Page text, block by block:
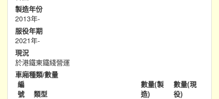
製造年份
2013年-
服役年期
2021年-
現況
於港鐵東鐵綫營運
車廂種類/數量
編
號
類型
數量(製
造)
數量(現
役)